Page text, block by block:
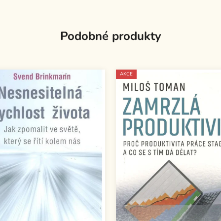
Podobné produkty
AKCE